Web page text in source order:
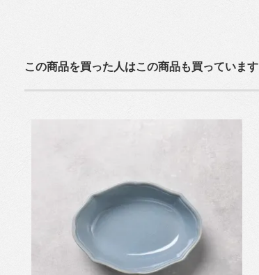
この商品を買った人はこの商品も買っています